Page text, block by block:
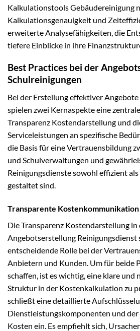
Kalkulationstools Gebäudereinigung
Kalkulationsgenauigkeit und
erweiterte Analysefähigkeiten, die
tiefere Einblicke in ihre
Best Practices bei der
Schulreinigungen
Bei der Erstellung effektiver
spielen zwei Kernaspekte eine
Transparenz Kostendarstellung und
Serviceleistungen an spezifische
die Basis für eine Vertrauensbildung
und Schulverwaltungen und
Reinigungsdienste sowohl effizient
gestaltet sind.
Transparente Kostenkommunikation
Die Transparenz Kostendarstellung in
Angebotserstellung Reinigungsdienst
entscheidende Rolle bei der
Anbietern und Kunden. Um für beide
schaffen, ist es wichtig, eine klare und
Struktur in der Kostenkalkulation zu
schließt eine detaillierte
Dienstleistungskomponenten und der
Kosten ein. Es empfiehlt sich,